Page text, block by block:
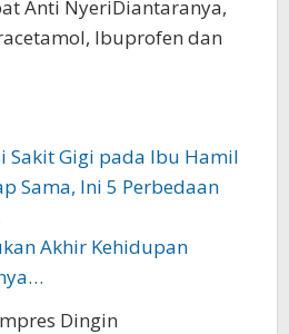
Anti NyeriDiantaranya,
Ibuprofen dan
Sakit Gigi pada Ibu Hamil
Sama, Ini 5 Perbedaan
Akhir Kehidupan
Dingin